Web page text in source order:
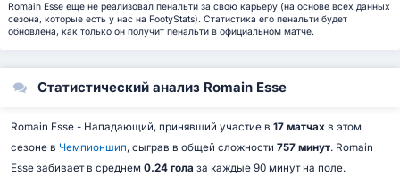
Romain Esse еще не реализовал пенальти за свою карьеру (на основе всех данных
сезона, которые есть у нас на FootyStats). Статистика его пенальти будет
обновлена, как только он получит пенальти в официальном матче.
Статистический анализ Romain Esse
Romain Esse - Нападающий, принявший участие в 17 матчахв этом
сезоне в Чемпионшип, сыграв в общей сложности 757 минут. Romain
Esse забивает в среднем 0.24 гола за каждые 90 минут на поле.